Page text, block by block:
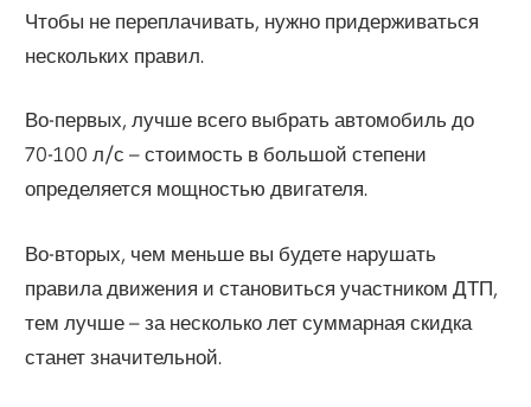
Чтобы не переплачивать, нужно придерживаться
нескольких правил.
Во-первых, лучше всего выбрать автомобиль до
70-100 л/с – стоимость в большой степени
определяется мощностью двигателя.
Во-вторых, чем меньше вы будете нарушать
правила движения и становиться участником ДТП,
тем лучше – за несколько лет суммарная скидка
станет значительной.